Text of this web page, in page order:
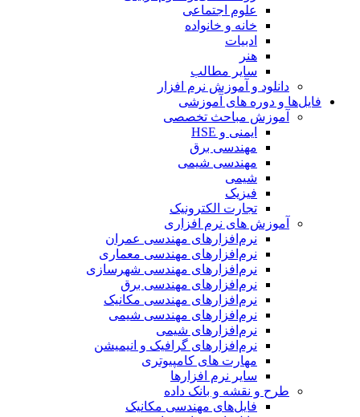
علوم اجتماعی
خانه و خانواده
ادبیات
هنر
سایر مطالب
دانلود و آموزش نرم افزار
فایل‌ها و دوره های آموزشی
آموزش مباحث تخصصی
ایمنی و HSE
مهندسی برق
مهندسی شیمی
شیمی
فیزیک
تجارت الکترونیک
آموزش های نرم افزاری
نرم‌افزارهای مهندسی عمران
نرم‌افزارهای مهندسی معماری
نرم‌افزارهای مهندسی شهرسازی
نرم‌افزارهای مهندسی برق
نرم‌افزارهای مهندسی مکانیک
نرم‌افزارهای مهندسی شیمی
نرم‌افزارهای شیمی
نرم‌افزارهای گرافیک و انیمیشن
مهارت های کامپیوتری
سایر نرم افزارها
طرح و نقشه و بانک داده
فایل‌های مهندسی مکانیک